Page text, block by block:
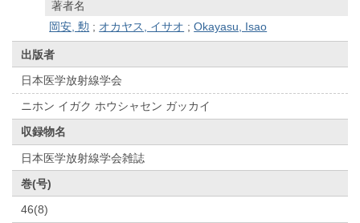
著者名
岡安, 勲 ; オカヤス, イサオ ;Okayasu, Isao
出版者
日本医学放射線学会
ニホン イガク ホウシャセン ガッカイ
収録物名
日本医学放射線学会雑誌
巻(号)
46(8)